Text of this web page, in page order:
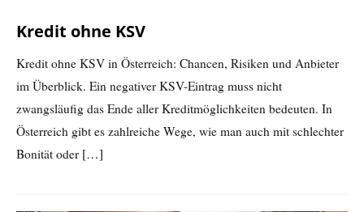
Kredit ohne KSV
Kredit ohne KSV in Österreich: Chancen, Risiken und Anbieter
im Überblick. Ein negativer KSV-Eintrag muss nicht
zwangsläufig das Ende aller Kreditmöglichkeiten bedeuten. In
Österreich gibt es zahlreiche Wege, wie man auch mit schlechter
Bonität oder […]